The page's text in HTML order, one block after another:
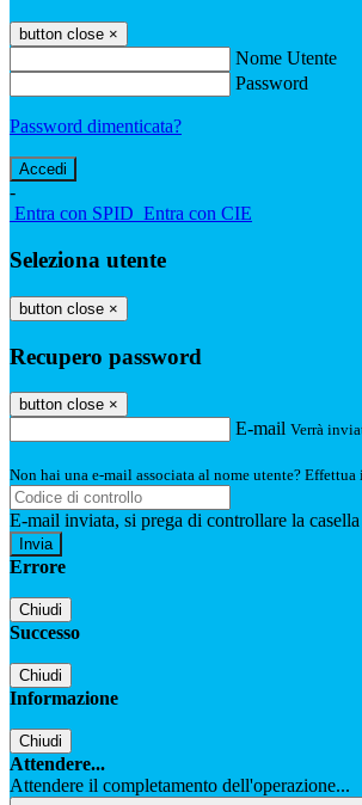
button close ×
Nome Utente
Password
Password dimenticata?
-
Entra con SPID Entra con CIE
Seleziona utente
button close ×
Recupero password
button close ×
E-mail Verrà
Non hai una e-mail associata al nome utente?
E-mail inviata, si prega di controllare la
Errore
Chiudi
Successo
Chiudi
Informazione
Chiudi
Attendere...
Attendere il completamento dell'operazione...